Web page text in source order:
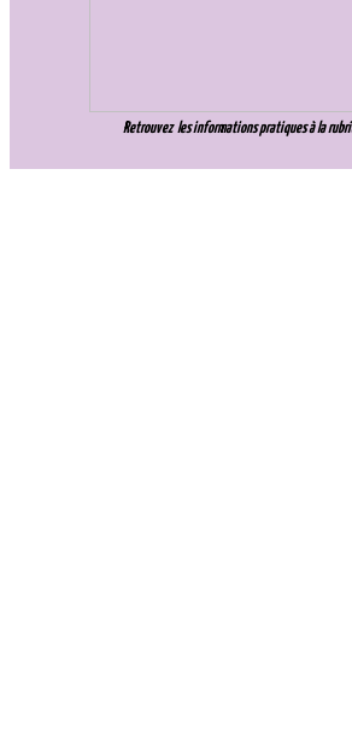
Retrouvez les informations pratiques à la